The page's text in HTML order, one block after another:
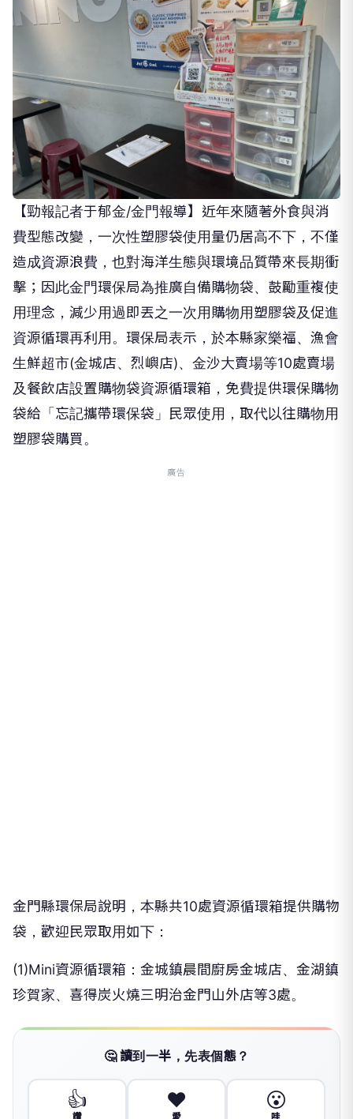
【勁報記者于郁金/金門報導】近年來隨著外食與消
費型態改變，一次性塑膠袋使用量仍居高不下，不僅
造成資源浪費，也對海洋生態與環境品質帶來長期衝
擊；因此金門環保局為推廣自備購物袋、鼓勵重複使
用理念，減少用過即丟之一次用購物用塑膠袋及促進
資源循環再利用。環保局表示，於本縣家樂福、漁會
生鮮超市(金城店、烈嶼店)、金沙大賣場等10處賣場
及餐飲店設置購物袋資源循環箱，免費提供環保購物
袋給「忘記攜帶環保袋」民眾使用，取代以往購物用
塑膠袋購買。
廣告
金門縣環保局說明，本縣共10處資源循環箱提供購物
袋，歡迎民眾取用如下：
(1)Mini資源循環箱：金城鎮晨間廚房金城店、金湖鎮
珍賀家、喜得炭火燒三明治金門山外店等3處。
🤔 讀到一半，先表個態？
👍
讚
❤️
愛
😮
哇